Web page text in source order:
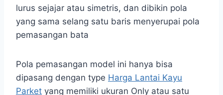
lurus sejajar atau simetris, dan dibikin pola
yang sama selang satu baris menyerupai pola
pemasangan bata
Pola pemasangan model ini hanya bisa
dipasang dengan type Harga Lantai Kayu
Parket yang memiliki ukuran Only atau satu